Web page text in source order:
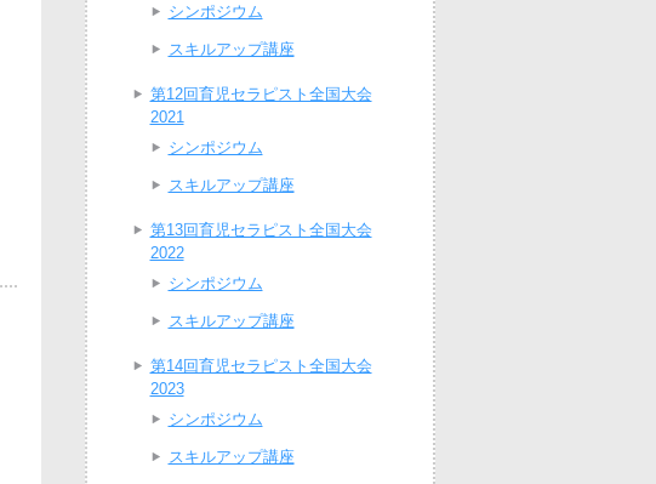
シンポジウム
スキルアップ講座
第12回育児セラピスト全国大会
2021
シンポジウム
スキルアップ講座
第13回育児セラピスト全国大会
2022
シンポジウム
スキルアップ講座
第14回育児セラピスト全国大会
2023
シンポジウム
スキルアップ講座